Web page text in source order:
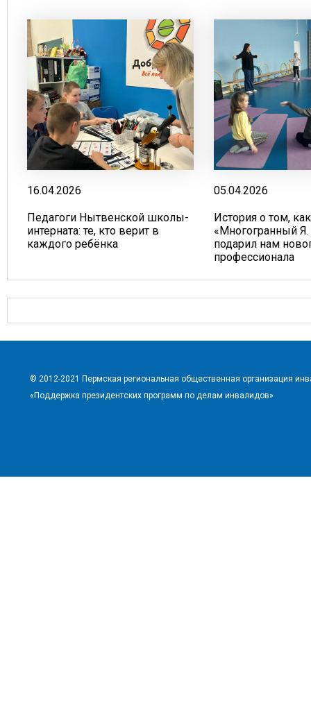
16.04.2026
Педагоги Нытвенской школы-
интерната: те, кто верит в
каждого ребёнка
05.04.2026
История о том,
«Многогранный Я.
подарил нам
профессионала
© 2012-2021 Пермская региональная общественная организация
«Поддержка президентских программ по делам инвалидов»